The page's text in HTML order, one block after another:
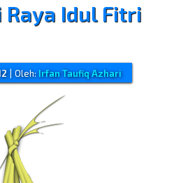
Idul Fitri
Oleh:Irfan Taufiq Azhari